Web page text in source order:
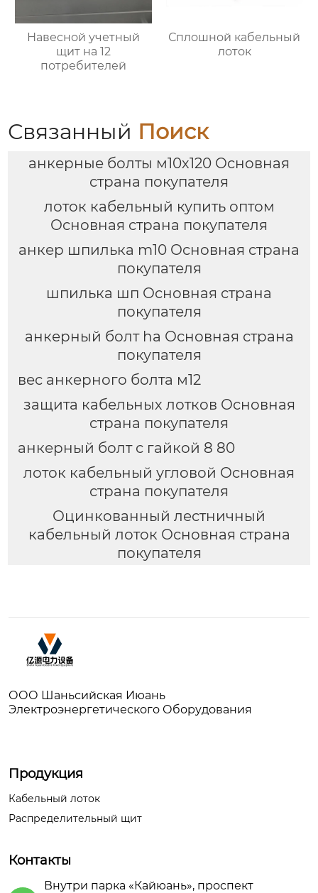
Навесной учетный
щит на 12
потребителей
Сплошной кабельный
лоток
Связанный Поиск
анкерные болты м10х120 Основная
страна покупателя
лоток кабельный купить оптом
Основная страна покупателя
анкер шпилька m10 Основная страна
покупателя
шпилька шп Основная страна
покупателя
анкерный болт ha Основная страна
покупателя
вес анкерного болта м12
защита кабельных лотков Основная
страна покупателя
анкерный болт с гайкой 8 80
лоток кабельный угловой Основная
страна покупателя
Оцинкованный лестничный
кабельный лоток Основная страна
покупателя
ООО Шаньсийская Июань
Электроэнергетического Оборудования
Продукция
Кабельный лоток
Распределительный щит
Контакты
Внутри парка «Кайюань», проспект